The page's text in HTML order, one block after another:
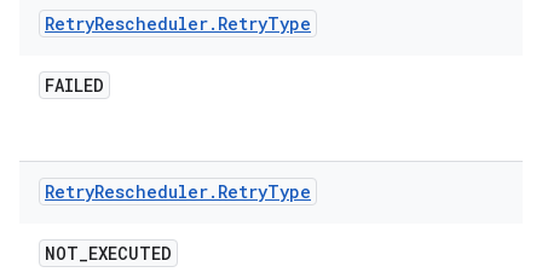
RetryRescheduler. RetryType
FAILED
RetryRescheduler. RetryType
NOT_EXECUTED